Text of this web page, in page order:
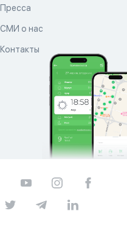
Пресса
СМИ о нас
Контакты